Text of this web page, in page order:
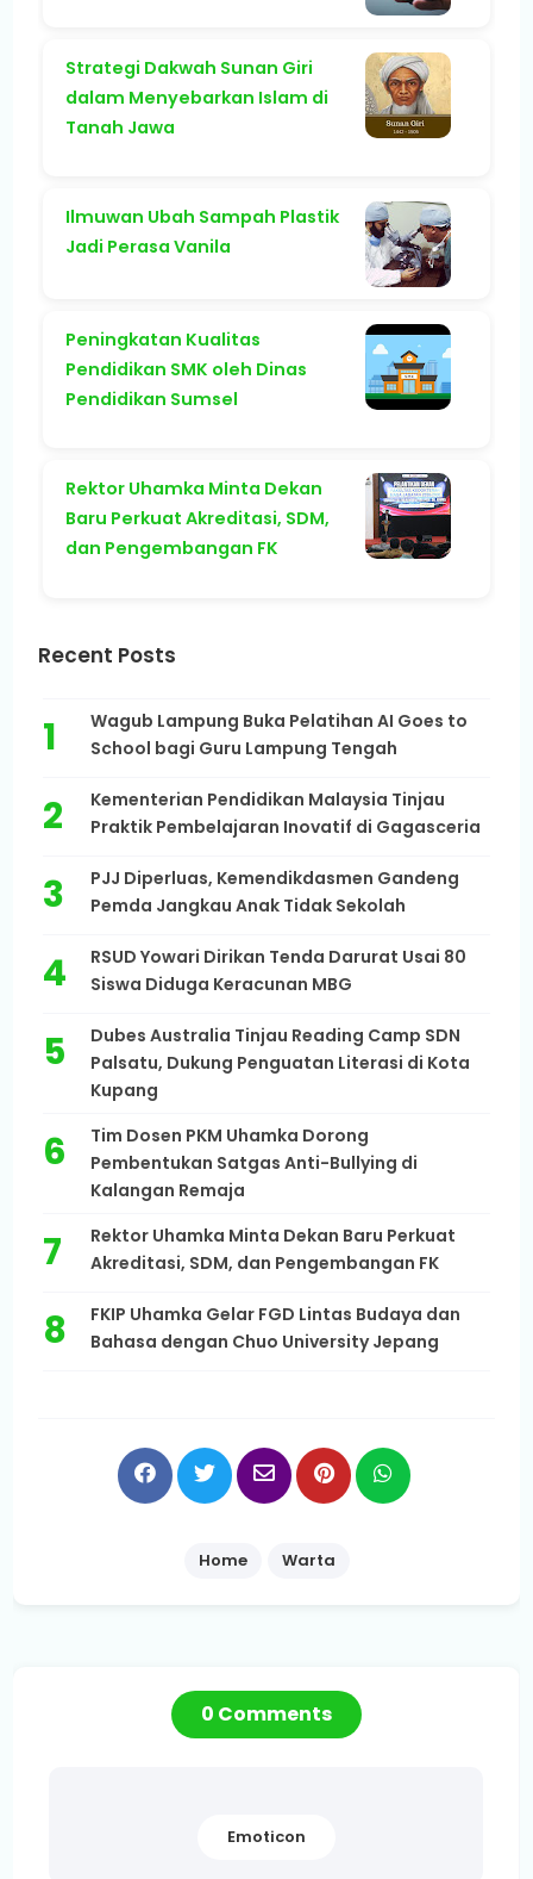
Strategi Dakwah Sunan Giri
dalam Menyebarkan Islam di
Tanah Jawa
Ilmuwan Ubah Sampah Plastik
Jadi Perasa Vanila
Peningkatan Kualitas
Pendidikan SMK oleh Dinas
Pendidikan Sumsel
Rektor Uhamka Minta Dekan
Baru Perkuat Akreditasi, SDM,
dan Pengembangan FK
Recent Posts
Wagub Lampung Buka Pelatihan AI Goes to
School bagi Guru Lampung Tengah
Kementerian Pendidikan Malaysia Tinjau
Praktik Pembelajaran Inovatif di Gagasceria
PJJ Diperluas, Kemendikdasmen Gandeng
Pemda Jangkau Anak Tidak Sekolah
RSUD Yowari Dirikan Tenda Darurat Usai 80
Siswa Diduga Keracunan MBG
Dubes Australia Tinjau Reading Camp SDN
Palsatu, Dukung Penguatan Literasi di Kota
Kupang
Tim Dosen PKM Uhamka Dorong
Pembentukan Satgas Anti-Bullying di
Kalangan Remaja
Rektor Uhamka Minta Dekan Baru Perkuat
Akreditasi, SDM, dan Pengembangan FK
FKIP Uhamka Gelar FGD Lintas Budaya dan
Bahasa dengan Chuo University Jepang
Home Warta
0 Comments
Emoticon